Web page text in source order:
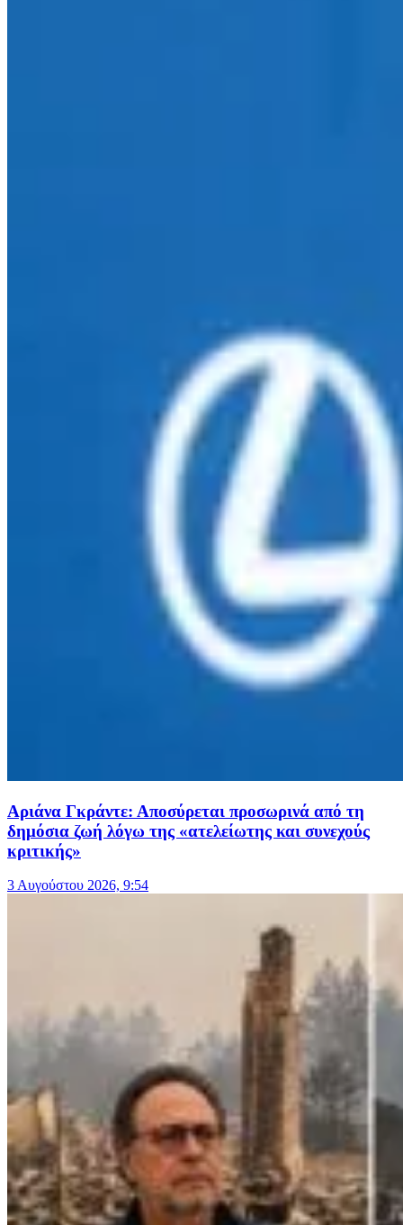
Αριάνα Γκράντε: Αποσύρεται προσωρινά από τη
δημόσια ζωή λόγω της «ατελείωτης και συνεχούς
κριτικής»
3 Αυγούστου 2026, 9:54